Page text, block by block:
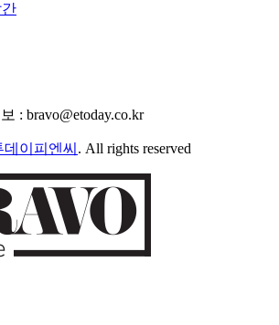
간
: bravo@etoday.co.kr
데이피엔씨 . All rights reserved